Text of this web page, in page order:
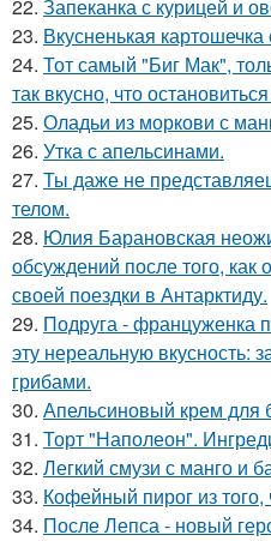
22. Запеканка с курицей и
23. Вкусненькая
24. Тот самый "Биг Мак",
так вкусно, что
25. Оладьи из моркови с
26. Утка с апельсинами.
27. Ты даже не
телом.
28. Юлия Барановская
обсуждений после того, как
своей поездки в Антарктиду.
29. Подруга - француженка
эту нереальную вкусность:
грибами.
30. Апельсиновый крем для
31. Торт "Наполеон".
32. Легкий смузи с манго и
33. Кофейный пирог из того,
34. После Лепса - новый